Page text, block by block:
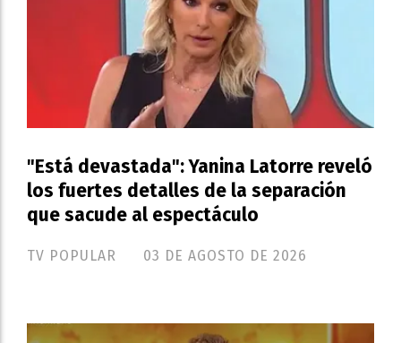
"Está devastada": Yanina Latorre reveló
los fuertes detalles de la separación
que sacude al espectáculo
TV POPULAR 03 DE AGOSTO DE 2026